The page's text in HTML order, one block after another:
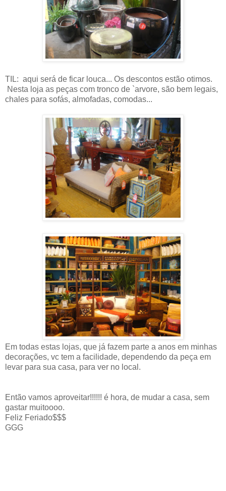
TIL: aqui será de ficar louca... Os descontos estão otimos.
Nesta loja as peças com tronco de `arvore, são bem legais,
chales para sofás, almofadas, comodas...
Em todas estas lojas, que já fazem parte a anos em minhas
decorações, vc tem a facilidade, dependendo da peça em
levar para sua casa, para ver no local.
Então vamos aproveitar!!!!!! é hora, de mudar a casa, sem
gastar muitoooo.
Feliz Feriado$$$
GGG